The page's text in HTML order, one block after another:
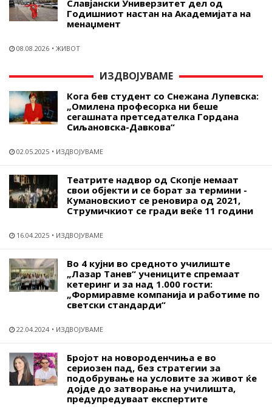
Славјански Универзитет дел од
Годишниот настан на Академијата на
менаџмент
08.08.2026 ЖИВОТ
ИЗДВОЈУВАМЕ
Кога бев студент со Снежана Лупевска:
„Омилена професорка ни беше
сегашната претседателка Гордана
Сиљановска-Давкова“
02.05.2025 ИЗДВОЈУВАМЕ
Театрите надвор од Скопје немаат
свои објекти и се борат за термини -
Кумановскиот се реновира од 2021,
Струмичкиот се гради веќе 11 години
16.04.2025 ИЗДВОЈУВАМЕ
Во 4 кујни во средното училиште
„Лазар Танев“ учениците спремаат
кетеринг и за над 1.000 гости:
„Формиравме компанија и работиме по
светски стандарди“
22.04.2024 ИЗДВОЈУВАМЕ
Бројот на новороденчиња е во
сериозен пад, без стратегии за
подобрување на условите за живот ќе
дојде до затворање на училишта,
предупредуваат експертите